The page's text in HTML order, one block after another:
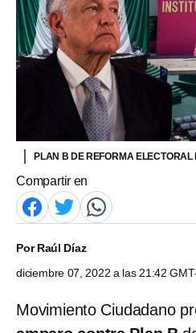
PLAN B DE REFORMA ELECTORAL
Compartir en
PorRaúl Díaz
diciembre 07, 2022 a las 21:42
Movimiento Ciudadano